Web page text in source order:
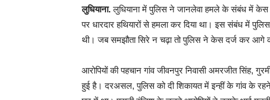
लुधियाना.लुधियाना में पुलिस ने जानलेवा हमले के संबंध में केस
पर धारदार हथियारों से हमला कर दिया था। इस संबंध में
थी। जब समझौता सिरे न चढ़ा तो पुलिस ने केस दर्ज कर आगे
आरोपियों की पहचान गांव जीवनपुर निवासी अमरजीत सिंह,
हुई है। दरअसल, पुलिस को दी शिकायत में इन्हीं के गांव के